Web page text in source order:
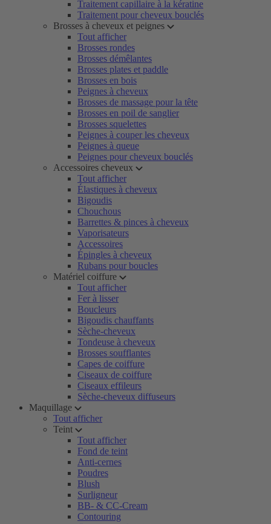
Traitement capillaire à la kératine
Traitement pour cheveux bouclés
Brosses à cheveux et peignes
Tout afficher
Brosses rondes
Brosses démêlantes
Brosses plates et paddle
Brosses en bois
Peignes à cheveux
Brosses de massage pour la tête
Brosses en poil de sanglier
Brosses squelettes
Peignes à couper les cheveux
Peignes à queue
Peignes pour cheveux bouclés
Accessoires cheveux
Tout afficher
Élastiques à cheveux
Bigoudis
Chouchous
Barrettes & pinces à cheveux
Vaporisateurs
Accessoires
Épingles à cheveux
Rubans pour boucles
Matériel coiffure
Tout afficher
Fer à lisser
Boucleurs
Bigoudis chauffants
Sèche-cheveux
Tondeuse à cheveux
Brosses soufflantes
Capes de coiffure
Ciseaux de coiffure
Ciseaux effileurs
Sèche-cheveux diffuseurs
Maquillage
Tout afficher
Teint
Tout afficher
Fond de teint
Anti-cernes
Poudres
Blush
Surligneur
BB- & CC-Cream
Contouring